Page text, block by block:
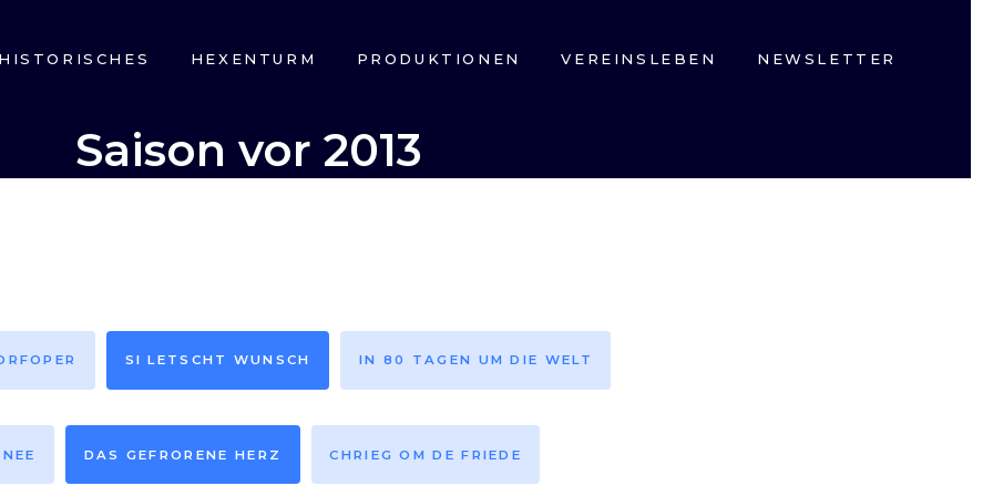
HISTORISCHES HEXENTURM PRODUKTIONEN VEREINSLEBEN NEWSLETTER
Saison vor 2013
SI LETSCHT WUNSCH IN 80 TAGEN UM DIE WELT
DAS GEFRORENE HERZ CHRIEG OM DE FRIEDE